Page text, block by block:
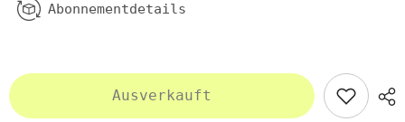
Abonnementdetails
Ausverkauft